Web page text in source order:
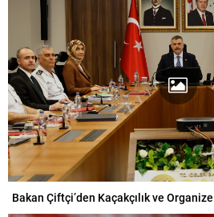
Bakan Çiftçi’den Kaçakçılık ve